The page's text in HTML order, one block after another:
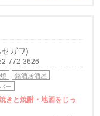
ガワ)
772-3626
銘酒居酒屋
ー
きと焼酎・地酒をじっ